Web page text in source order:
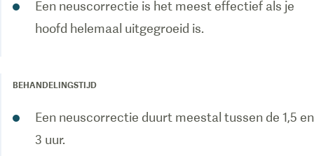
Een neuscorrectie is het meest effectief als je
hoofd helemaal uitgegroeid is.
BEHANDELINGSTIJD
Een neuscorrectie duurt meestal tussen de 1,5 en
3 uur.